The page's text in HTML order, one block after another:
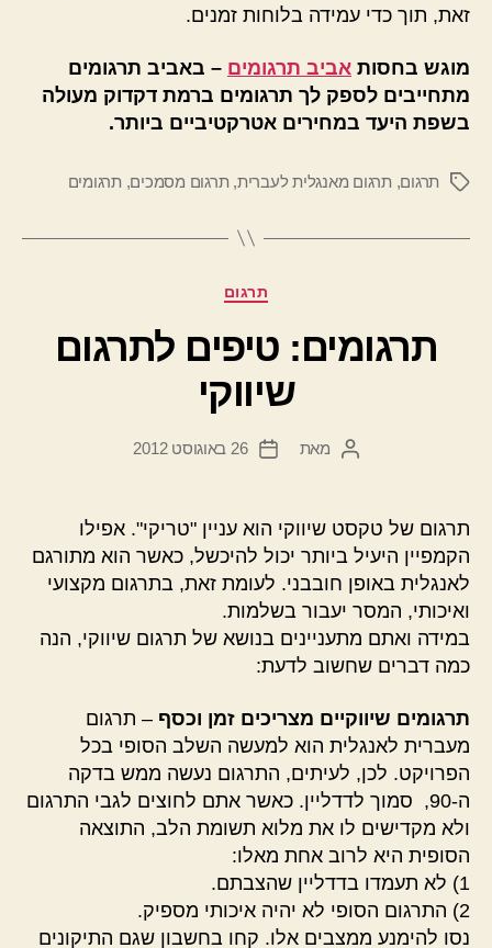
זאת, תוך כדי עמידה בלוחות זמנים.
מוגש בחסות אביב תרגומים – באביב תרגומים
מתחייבים לספק לך תרגומים ברמת דקדוק מעולה
בשפת היעד במחירים אטרקטיביים ביותר.
תגיותתרגום, תרגום מאנגלית לעברית, תרגום מסמכים, תרגומים
קטגוריותתרגום
תרגומים: טיפים לתרגום
שיווקי
המחבר
מאת
תאריך
26 באוגוסט 2012
תרגום של טקסט שיווקי הוא עניין "טריקי". אפילו
הקמפיין היעיל ביותר יכול להיכשל, כאשר הוא מתורגם
לאנגלית באופן חובבני. לעומת זאת, בתרגום מקצועי
ואיכותי, המסר יעבור בשלמות.
במידה ואתם מתעניינים בנושא של תרגום שיווקי, הנה
כמה דברים שחשוב לדעת:
תרגומים שיווקיים מצריכים זמן וכסף – תרגום
מעברית לאנגלית הוא למעשה השלב הסופי בכל
הפרויקט. לכן, לעיתים, התרגום נעשה ממש בדקה
ה-90, סמוך לדדליין. כאשר אתם לחוצים לגבי התרגום
ולא מקדישים לו את מלוא תשומת הלב, התוצאה
הסופית היא לרוב אחת מאלו:
1) לא תעמדו בדדליין שהצבתם.
2) התרגום הסופי לא יהיה איכותי מספיק.
נסו להימנע ממצבים אלו. קחו בחשבון שגם התיקונים